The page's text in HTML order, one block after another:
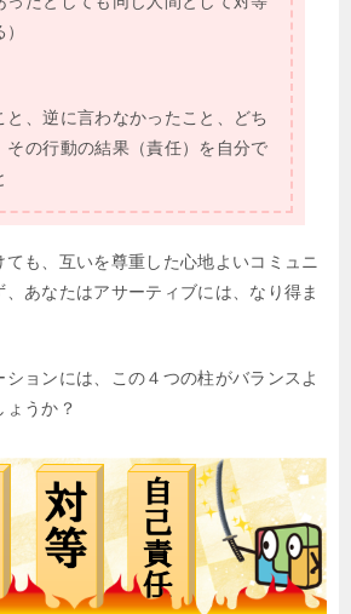
と、逆に言わなかったこと、どち
その行動の結果（責任）を自分で
も、互いを尊重した心地よいコミュニ
あなたはアサーティブには、なり得ま
ョンには、この４つの柱がバランスよ
ょうか？